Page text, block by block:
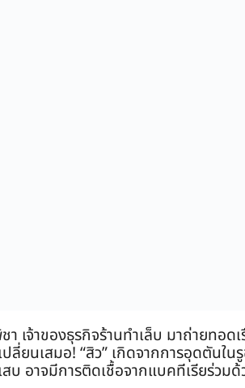
จ้าของธุรกิจร้านทำเล็บ มาถ่ายทอด
ปลี่ยนเสมอ! “สิว” เกิดจากการอุดตัน
สบ อาจมีการติดเชื้อจากแบคทีเรียร่ว